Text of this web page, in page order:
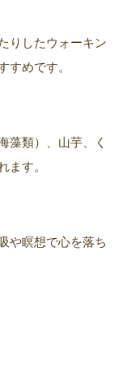
りしたウォーキン
すめです。
藻類）、山芋、く
ます。
や瞑想で心を落ち